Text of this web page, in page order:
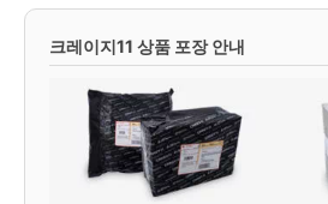
크레이지11 상품 포장 안내